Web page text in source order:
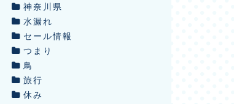
神奈川県
水漏れ
セール情報
つまり
鳥
旅行
休み